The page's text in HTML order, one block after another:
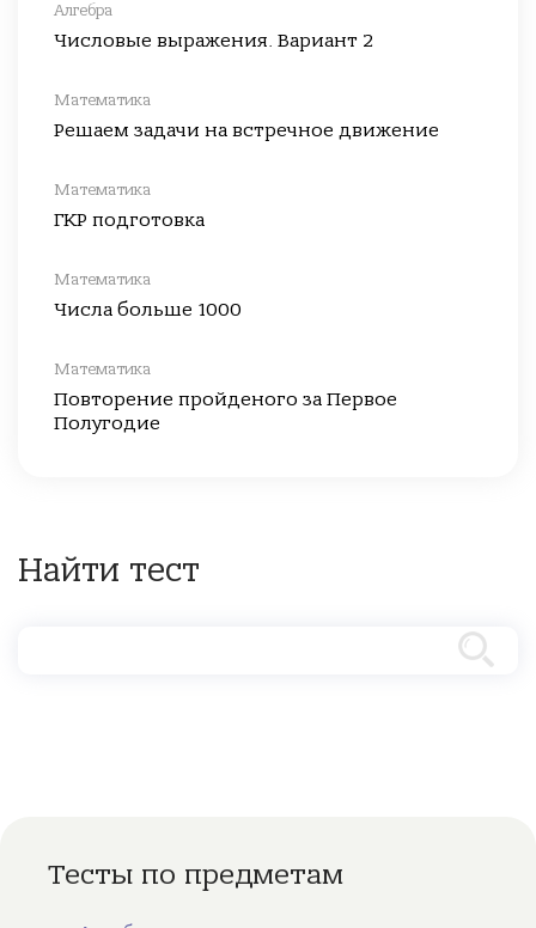
Алгебра
Числовые выражения. Вариант 2
Математика
Решаем задачи на встречное движение
Математика
ГКР подготовка
Математика
Числа больше 1000
Математика
Повторение пройденого за Первое
Полугодие
Найти тест
Тесты по предметам